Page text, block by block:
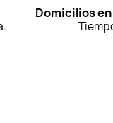
Domicilios